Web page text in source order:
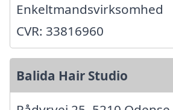
Enkeltmandsvirksomhed
CVR: 33816960
Balida Hair Studio